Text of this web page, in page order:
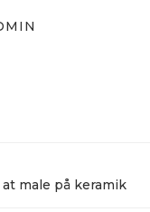
male på keramik